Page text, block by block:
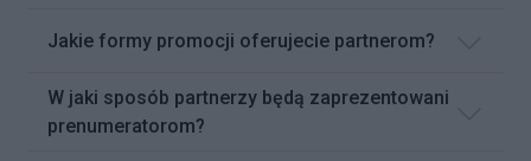
Jakie formy promocji oferujecie partnerom?
W jaki sposób partnerzy będą zaprezentowani
prenumeratorom?